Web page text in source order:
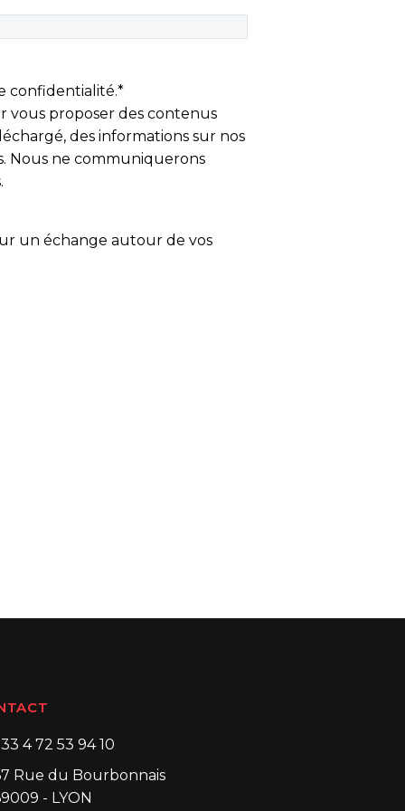
confidentialité.*
vous proposer des contenus
des informations sur nos
Nous ne communiquerons
un échange autour de vos
4 72 53 94 10
Rue du Bourbonnais
- LYON